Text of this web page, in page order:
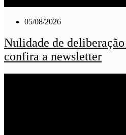
05/08/2026
Nulidade de
confira a newsletter